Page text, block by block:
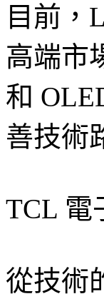
目前，
高端市
和
善技術
TCL 電
從技術